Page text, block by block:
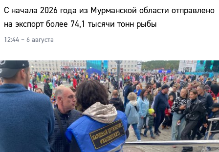
С начала 2026 года из Мурманской области отправлено
на экспорт более 74,1 тысячи тонн рыбы
12:44 – 6 августа